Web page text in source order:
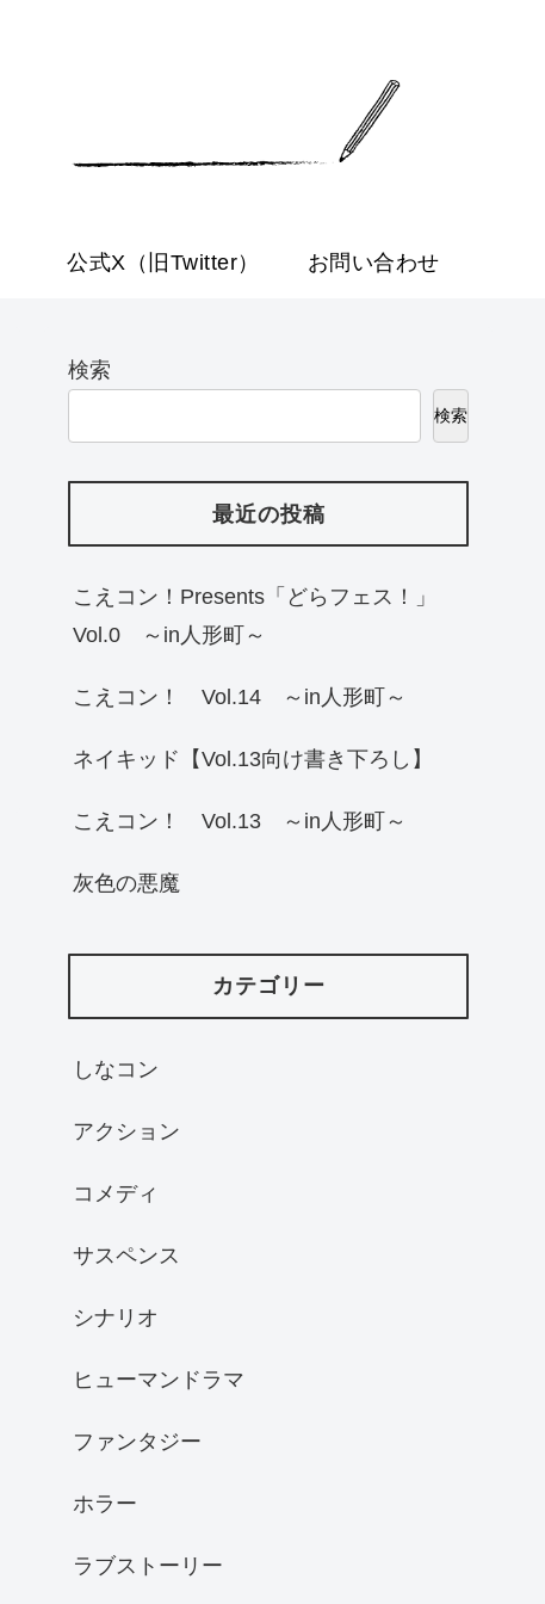
公式X（旧Twitter） お問い合わせ
検索
検索
最近の投稿
こえコン！Presents「どらフェス！」
Vol.0 ～in人形町～
こえコン！ Vol.14 ～in人形町～
ネイキッド【Vol.13向け書き下ろし】
こえコン！ Vol.13 ～in人形町～
灰色の悪魔
カテゴリー
しなコン
アクション
コメディ
サスペンス
シナリオ
ヒューマンドラマ
ファンタジー
ホラー
ラブストーリー